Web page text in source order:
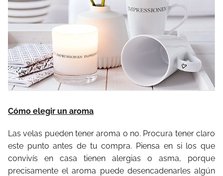
Cómo elegir un aroma
Las velas pueden tener aroma o no. Procura tener claro
este punto antes de tu compra. Piensa en si los que
convivís en casa tienen alergias o asma, porque
precisamente el aroma puede desencadenarles algún